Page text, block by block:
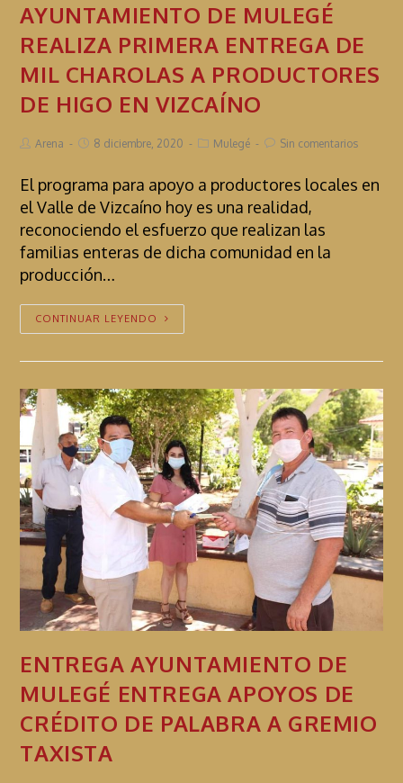
AYUNTAMIENTO DE MULEGÉ
REALIZA PRIMERA ENTREGA DE
MIL CHAROLAS A PRODUCTORES
DE HIGO EN VIZCAÍNO
Arena 8 diciembre, 2020 Mulegé Sin comentarios
El programa para apoyo a productores locales en
el Valle de Vizcaíno hoy es una realidad,
reconociendo el esfuerzo que realizan las
familias enteras de dicha comunidad en la
producción…
CONTINUAR LEYENDO
ENTREGA AYUNTAMIENTO DE
MULEGÉ ENTREGA APOYOS DE
CRÉDITO DE PALABRA A GREMIO
TAXISTA